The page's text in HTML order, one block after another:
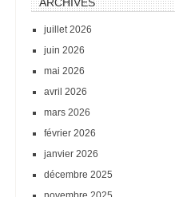
juillet 2026
juin 2026
mai 2026
avril 2026
mars 2026
février 2026
janvier 2026
décembre 2025